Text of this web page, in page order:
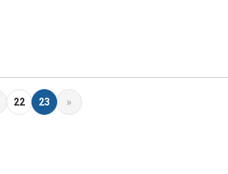
22 23 »